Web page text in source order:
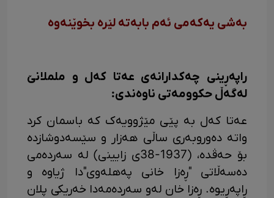
بەشی یەکەمی ئەم بابەتە لێرە بخوێنەوە
راپەڕینی چەکدارانەی عەتا کەل و ململانێ
لەگەڵ حکوومەتی ناوەندی:
عەتا کەل بە پێی مێژوویەک کە باسمان کرد
واتە دەوروبەری ساڵی هەزار و سێسەدوشازدە
بۆ حەڤدە، (1937-38ی زایینی) لە سەردەمی
دەسەڵاتی "ڕەزا خانی پەهلەوی"دا ژیاوە و
ڕاپەڕیوە. ڕەزا خان لەو سەردەمەدا خەریکی پلان